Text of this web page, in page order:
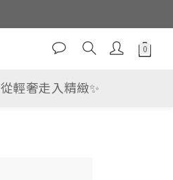
從輕奢走入精緻✨